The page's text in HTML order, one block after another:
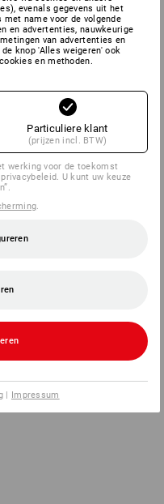
evenals gegevens uit het
name voor de volgende
en advertenties, nauwkeurige
van advertenties en
knop 'Alles weigeren' ook
en methoden.
Particuliere klant
(prijzen incl. BTW)
werking voor de toekomst
U kunt uw keuze
| Impressum